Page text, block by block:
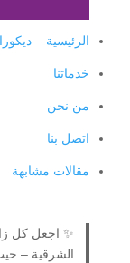
الرئيسية –
خدماتنا
من نحن
اتصل بنا
مقالات مشابهة
✨ اجعل كل
الشرقية –